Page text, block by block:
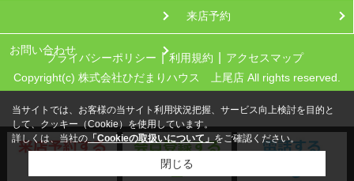
お問い合わせ
来店予約
プライバシーポリシー 利用規約
アクセスマップ
Copyright(c) 株式会社ひだまりハウス 上尾店 All rights reserved.
当サイトでは、お客様の当サイト利用状況把握、サービス向上検討を目的と
して、クッキー（Cookie）を使用しています。
詳しくは、当社の 「Cookieの取扱いについて」をご確認ください。
閉じる